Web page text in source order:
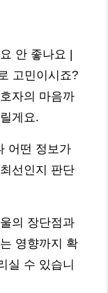
안 좋나요 |
고민이시죠?
자의 마음까
게요.
어떤 정보가
선인지 판단
의 장단점과
영향까지 확
실 수 있습니